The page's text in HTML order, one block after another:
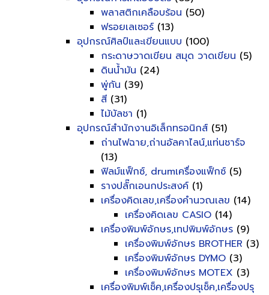
พลาสติกเคลือบร้อน (50)
ฟรอยเลเซอร์ (13)
อุปกรณ์ศิลป์และเขียนแบบ (100)
กระดาษวาดเขียน สมุด วาดเขียน (5)
ดินน้ำมัน (24)
พู่กัน (39)
สี (31)
ไม้บัลชา (1)
อุปกรณ์สำนักงานอิเล็กทรอนิกส์ (51)
ถ่านไฟฉาย,ถ่านอัลคาไลน์,แท่นชาร์จ
(13)
ฟิลม์แฟ็กซ์, drumเครื่องแฟ็กซ์ (5)
รางปลั๊กเอนกประสงค์ (1)
เครื่องคิดเลข,เครื่องคำนวณเลข (14)
เครื่องคิดเลข CASIO (14)
เครื่องพิมพ์อักษร,เทปพิมพ์อักษร (9)
เครื่องพิมพ์อักษร BROTHER (3)
เครื่องพิมพ์อักษร DYMO (3)
เครื่องพิมพ์อักษร MOTEX (3)
เครื่องพิมพ์เช็ค,เครื่องปรุเช็ค,เครื่องปรุ